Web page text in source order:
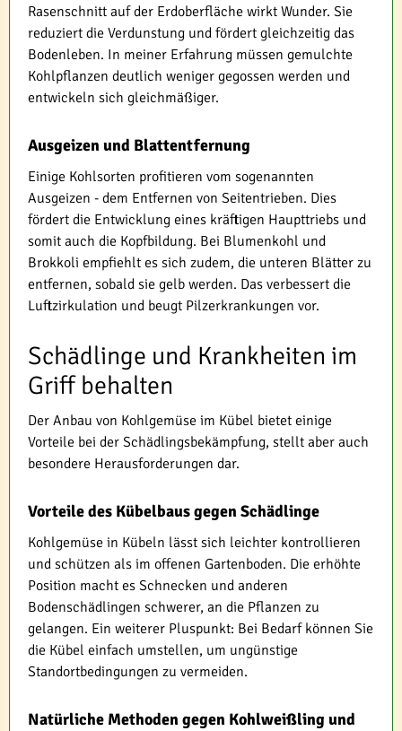
Rasenschnitt auf der Erdoberfläche wirkt Wunder. Sie
reduziert die Verdunstung und fördert gleichzeitig das
Bodenleben. In meiner Erfahrung müssen gemulchte
Kohlpflanzen deutlich weniger gegossen werden und
entwickeln sich gleichmäßiger.
Ausgeizen und Blattentfernung
Einige Kohlsorten profitieren vom sogenannten
Ausgeizen - dem Entfernen von Seitentrieben. Dies
fördert die Entwicklung eines kräftigen Haupttriebs und
somit auch die Kopfbildung. Bei Blumenkohl und
Brokkoli empfiehlt es sich zudem, die unteren Blätter zu
entfernen, sobald sie gelb werden. Das verbessert die
Luftzirkulation und beugt Pilzerkrankungen vor.
Schädlinge und Krankheiten im
Griff behalten
Der Anbau von Kohlgemüse im Kübel bietet einige
Vorteile bei der Schädlingsbekämpfung, stellt aber auch
besondere Herausforderungen dar.
Vorteile des Kübelbaus gegen Schädlinge
Kohlgemüse in Kübeln lässt sich leichter kontrollieren
und schützen als im offenen Gartenboden. Die erhöhte
Position macht es Schnecken und anderen
Bodenschädlingen schwerer, an die Pflanzen zu
gelangen. Ein weiterer Pluspunkt: Bei Bedarf können Sie
die Kübel einfach umstellen, um ungünstige
Standortbedingungen zu vermeiden.
Natürliche Methoden gegen Kohlweißling und